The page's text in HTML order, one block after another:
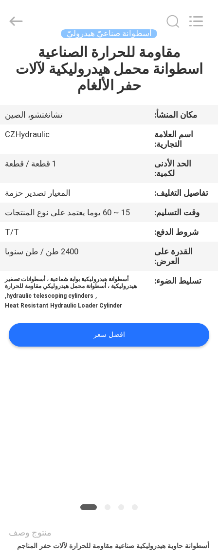
المنزل
فيديوهات
في
المصنع
مراقبة
الجودة
اتصل
اطلب
اقتباس
EQUIPMENT
CO.,LTD.
أسطوانة صناعيّ هيدروليّ
مقاومة للحرارة الصناعية
اسطوانة محمل هيدروليكية لآلات
حفر الألغام
مكان المنشأ:
تشانغتشو، الصين
اسم العلامة
التجارية:
CZHydraulic
الحد الأدنى
لكمية:
1 قطعة / قطعة
تفاصيل التغليف:
المعيار تصدير حزمة
وقت التسليم:
15 ~ 60 يوما يعتمد على نوع المنتجات
شروط الدفع:
T/T
القدرة على
العرض:
2400 طن / طن سنويا
تسليط الضوء:
أسطوانة هيدروليكية بوابة شعاعية ، أسطوانات تصغير
هيدروليكية ، أسطوانة محمل هيدروليكي مقاومة للحرارة
,
hydraulic telescoping cylinders
,
Heat Resistant Hydraulic Loader Cylinder
افضل سعر
منتوج وصف
أسطوانة حاوية هيدروليكية صناعية مقاومة للحرارة لآلات حفر المناجم